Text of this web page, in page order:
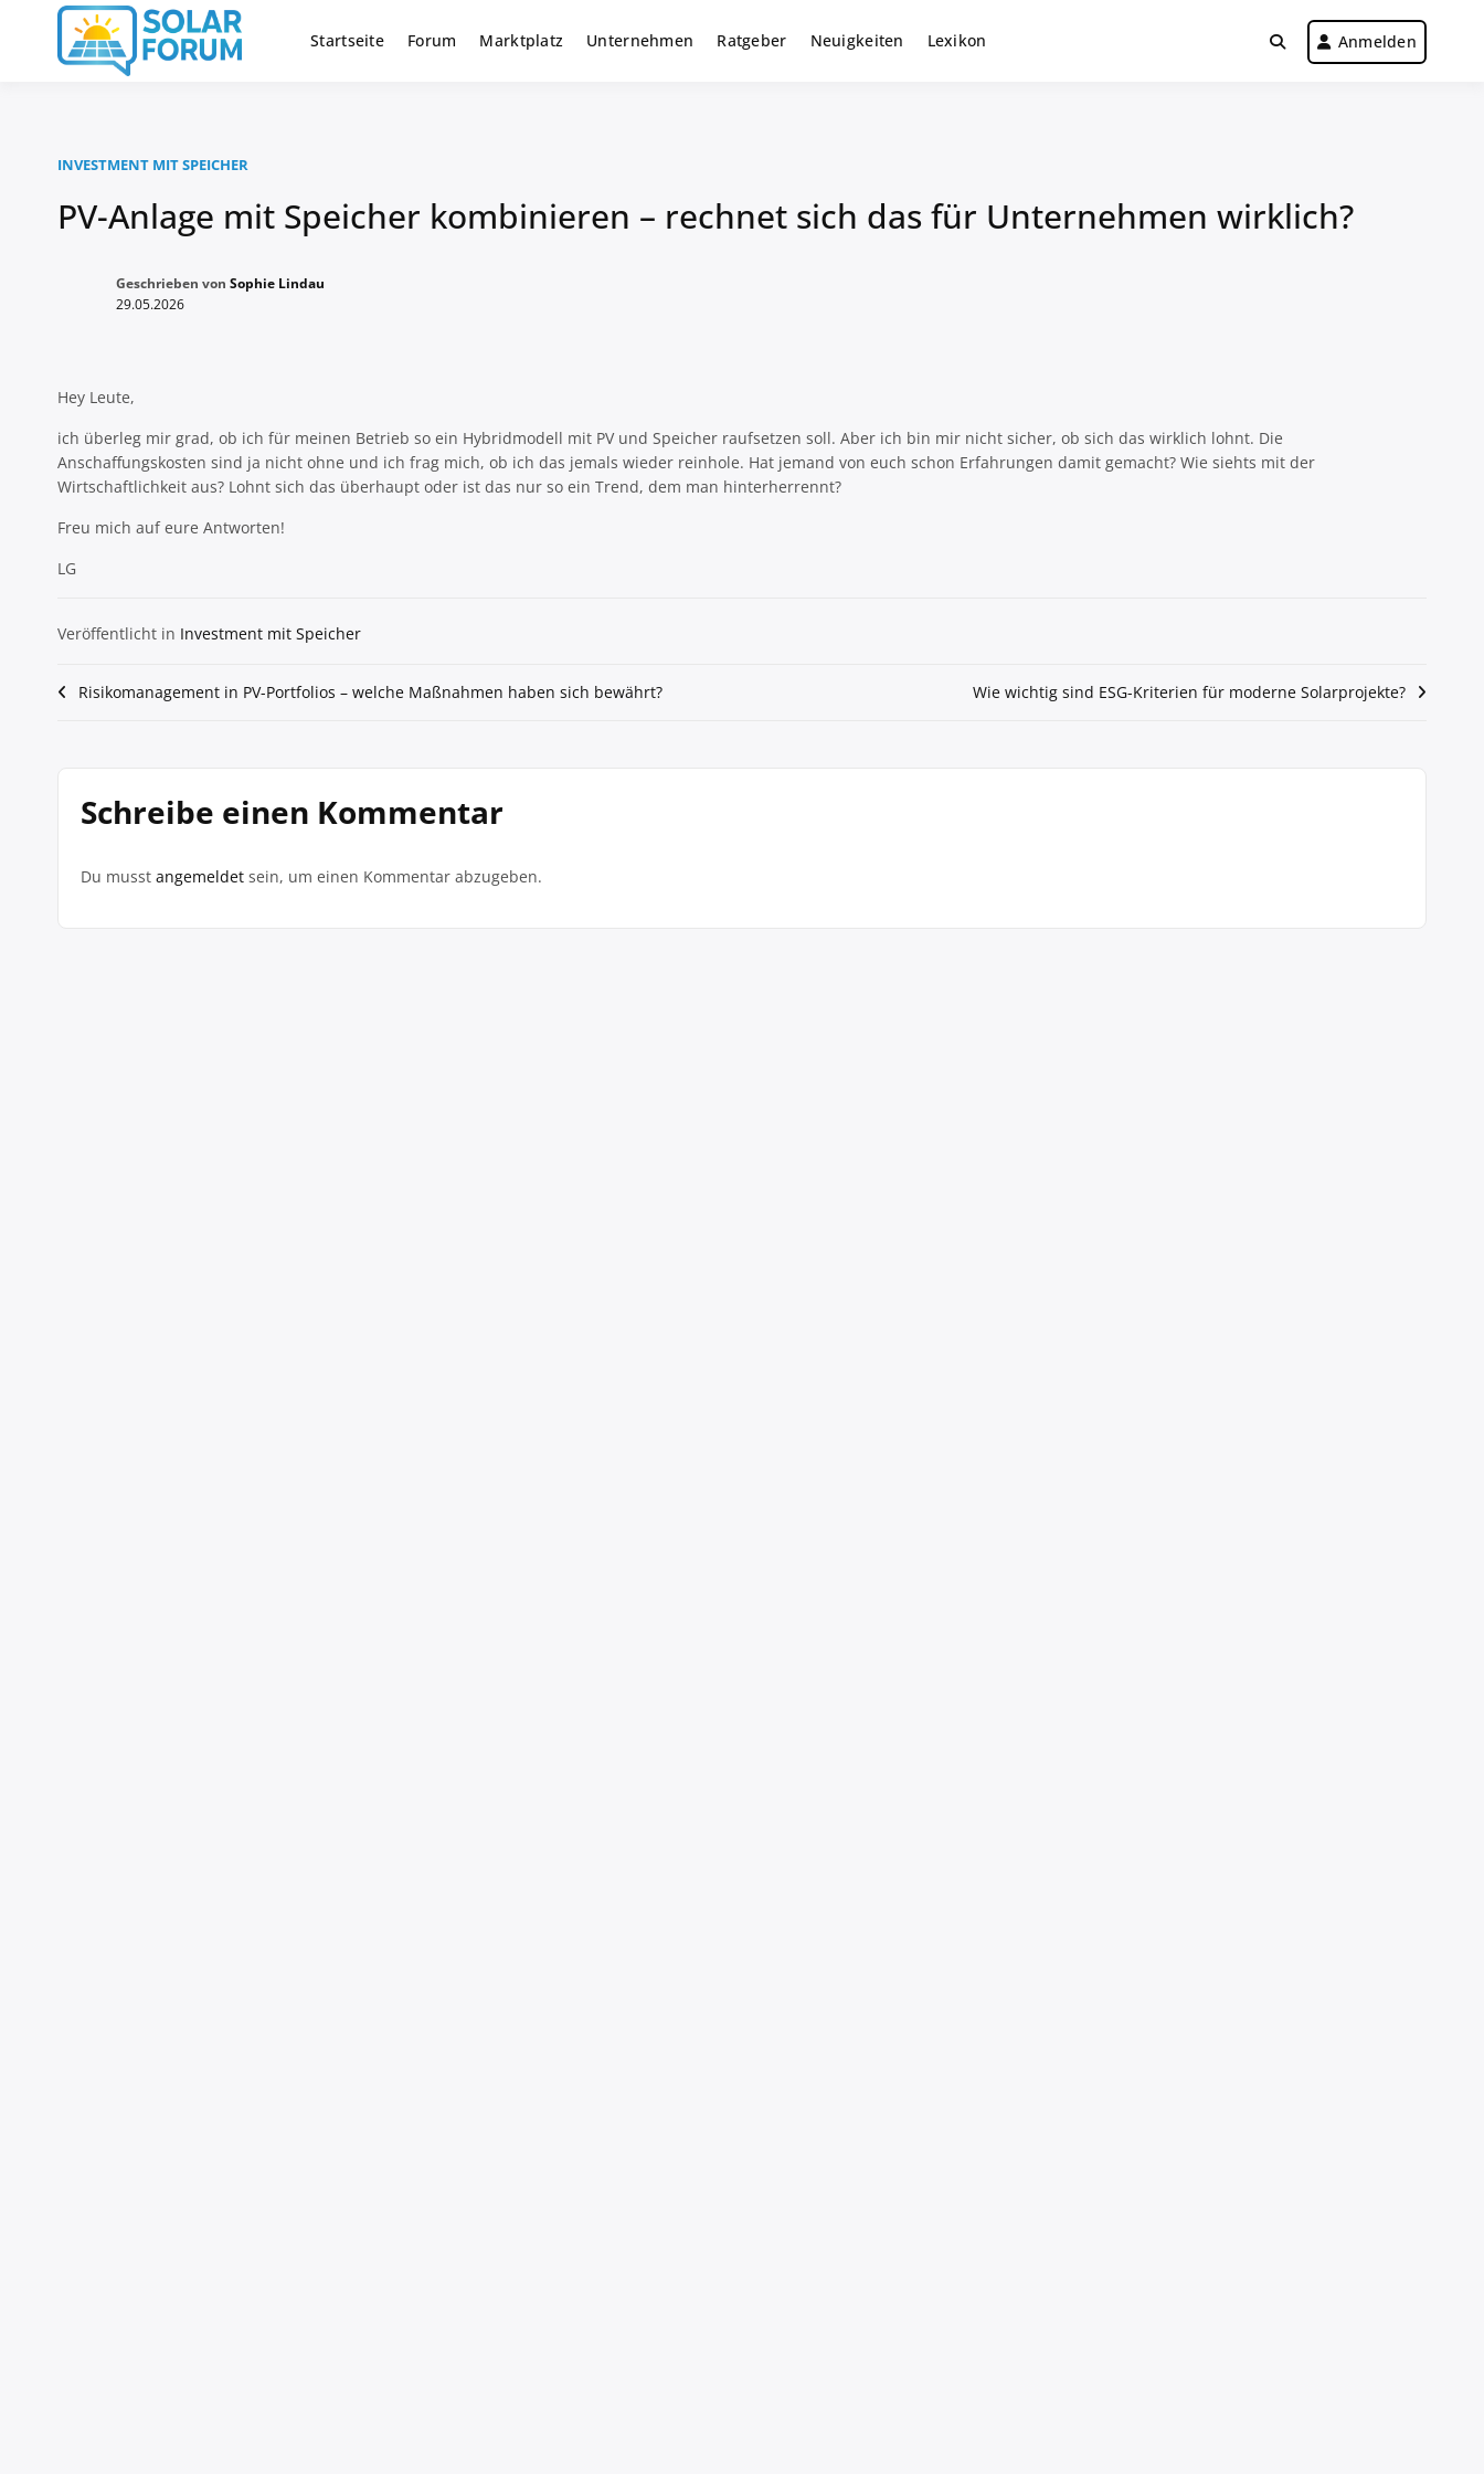
springen
Solar Forum
Deutschlandweit Nr. 1 Forum für gewerbliche Solar Investments
Startseite Forum Marktplatz Unternehmen Ratgeber Neuigkeiten Lexikon Anmelden
INVESTMENT MIT SPEICHER
PV-Anlage mit Speicher kombinieren – rechnet sich das für Unternehmen wirklich?
Geschrieben von Sophie Lindau
29.05.2026
Hey Leute,
ich überleg mir grad, ob ich für meinen Betrieb so ein Hybridmodell mit PV und Speicher raufsetzen soll. Aber ich bin mir nicht sicher, ob sich das wirklich lohnt. Die
Anschaffungskosten sind ja nicht ohne und ich frag mich, ob ich das jemals wieder reinhole. Hat jemand von euch schon Erfahrungen damit gemacht? Wie siehts mit der
Wirtschaftlichkeit aus? Lohnt sich das überhaupt oder ist das nur so ein Trend, dem man hinterherrennt?
Freu mich auf eure Antworten!
LG
Veröffentlicht in Investment mit Speicher
Beitragsnavigation
Risikomanagement in PV-Portfolios – welche Maßnahmen haben sich bewährt? Wie wichtig sind ESG-Kriterien für moderne Solarprojekte?
Schreibe einen Kommentar
Du musst angemeldet sein, um einen Kommentar abzugeben.